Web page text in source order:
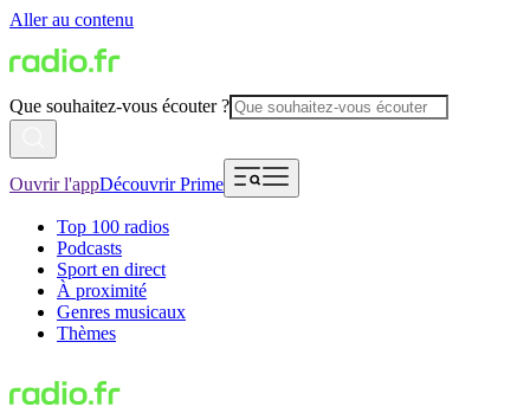
Aller au contenu
Que souhaitez-vous écouter ?
Ouvrir l'appDécouvrir Prime
Top 100 radios
Podcasts
Sport en direct
À proximité
Genres musicaux
Thèmes